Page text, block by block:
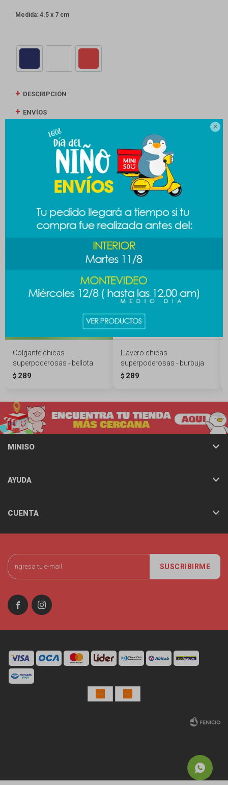

Medida: 4.5 x 7 cm
DESCRIPCIÓN
ENVÍOS
CAMBIOS Y DEVOLUCIONES
MEDIOS DE PAGO
Productos que te pueden interesar
Colgante chicas
superpoderosas - bellota
$ 289
Llavero chicas
superpoderosas - burbuja
$ 289
SUSCRIBIRME
 
MINISO
AYUDA
CUENTA